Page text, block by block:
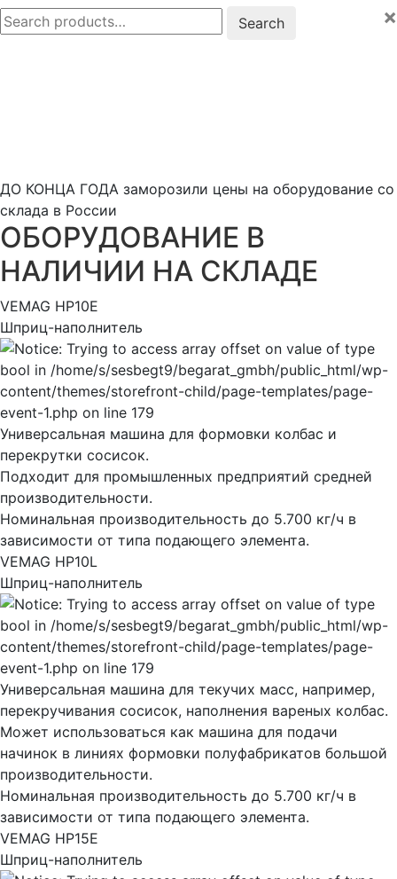
Search
for:
×
ДО КОНЦА ГОДА заморозили цены на оборудование со
склада в России
ОБОРУДОВАНИЕ В
НАЛИЧИИ НА СКЛАДЕ
VEMAG HP10E
Шприц-наполнитель
Универсальная машина для формовки колбас и
перекрутки сосисок.
Подходит для промышленных предприятий средней
производительности.
Номинальная производительность до 5.700 кг/ч в
зависимости от типа подающего элемента.
VEMAG HP10L
Шприц-наполнитель
Универсальная машина для текучих масс, например,
перекручивания сосисок, наполнения вареных колбас.
Может использоваться как машина для подачи
начинок в линиях формовки полуфабрикатов большой
производительности.
Номинальная производительность до 5.700 кг/ч в
зависимости от типа подающего элемента.
VEMAG HP15E
Шприц-наполнитель